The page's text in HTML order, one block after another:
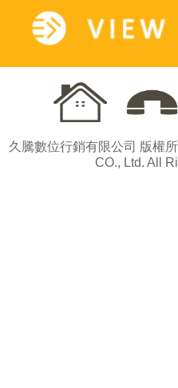
久騰數位行銷有限公司 版權
CO., Ltd. All